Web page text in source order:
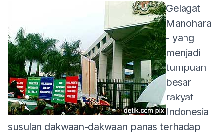
Gelagat
Manohara
- yang
menjadi
tumpuan
besar
rakyat
Indonesia
susulan dakwaan-dakwaan panas terhadap